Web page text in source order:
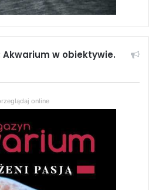
Akwarium w obiektywie.
online